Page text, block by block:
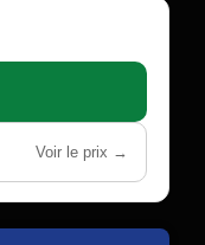
Voir le prix →